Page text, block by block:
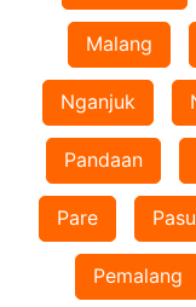
Malang
Nganjuk
Pandaan
Pare
Pemalang